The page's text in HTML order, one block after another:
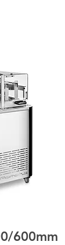
600mm